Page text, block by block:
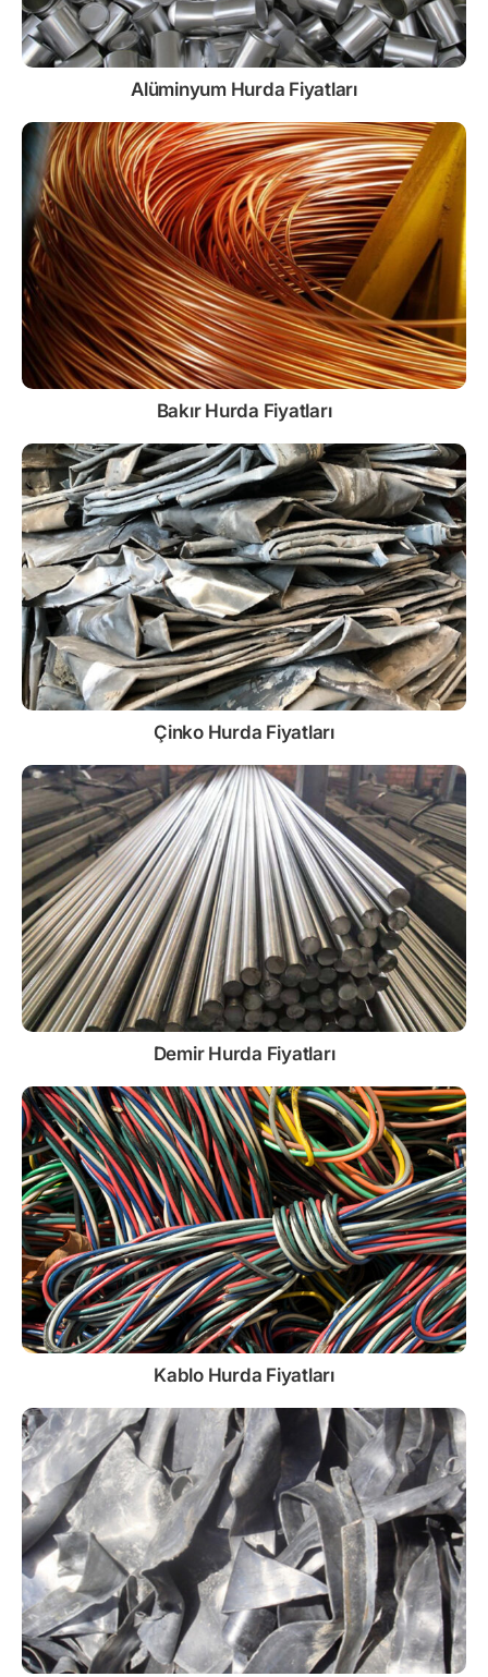
Alüminyum Hurda Fiyatları
Bakır Hurda Fiyatları
Çinko Hurda Fiyatları
Demir Hurda Fiyatları
Kablo Hurda Fiyatları